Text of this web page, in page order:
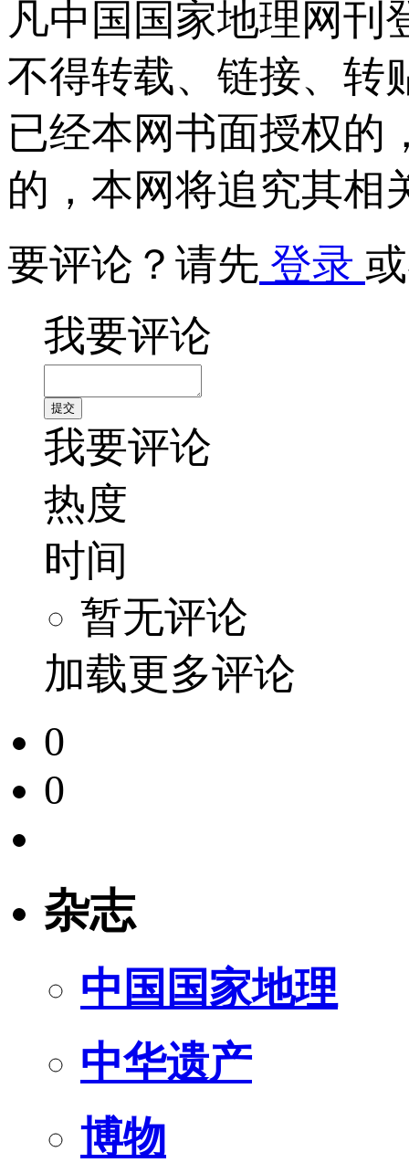
凡中国国家地理网刊
不得转载、链接、转
已经本网书面授权的
的，本网将追究其相
要评论？请先 登录
我要评论
我要评论
热度
时间
暂无评论
加载更多评论
0
0
杂志
中国国家地理
中华遗产
博物